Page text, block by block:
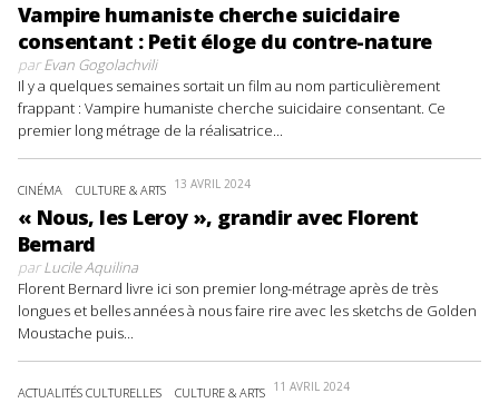
Vampire humaniste cherche suicidaire
consentant : Petit éloge du contre-nature
parEvan Gogolachvili
Il y a quelques semaines sortait un film au nom particulièrement
frappant : Vampire humaniste cherche suicidaire consentant. Ce
premier long métrage de la réalisatrice...
CINÉMA CULTURE & ARTS 13 AVRIL 2024
« Nous, les Leroy », grandir avec Florent
Bernard
parLucile Aquilina
Florent Bernard livre ici son premier long-métrage après de très
longues et belles années à nous faire rire avec les sketchs de Golden
Moustache puis...
ACTUALITÉS CULTURELLES CULTURE & ARTS 11 AVRIL 2024